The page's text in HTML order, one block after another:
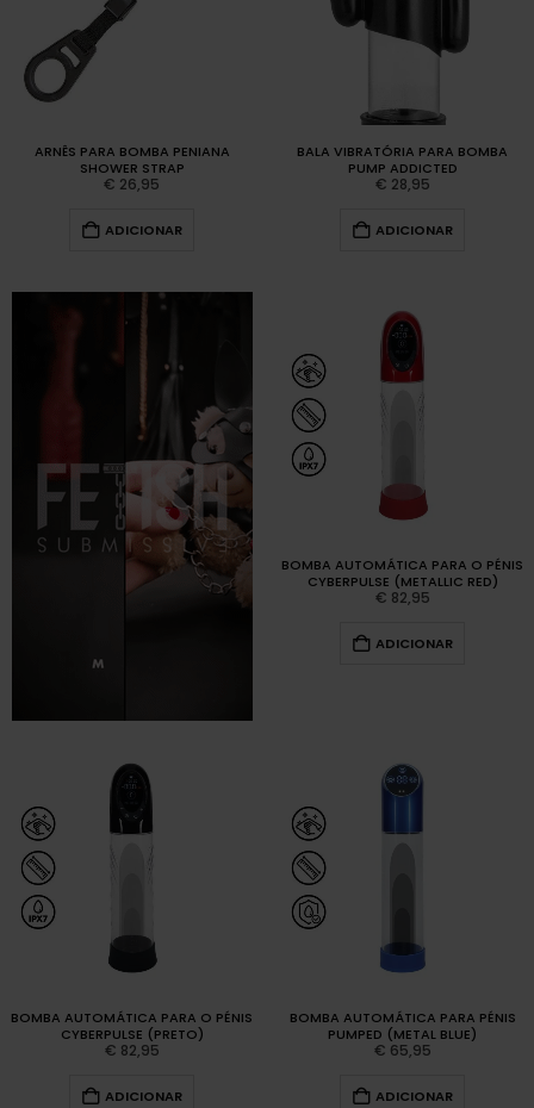
ARNÊS PARA BOMBA PENIANA
SHOWER STRAP
€ 26,95
ADICIONAR
BALA VIBRATÓRIA PARA BOMBA
PUMP ADDICTED
€ 28,95
ADICIONAR
BOMBA AUTOMÁTICA PARA O PÉNIS
CYBERPULSE (METALLIC RED)
€ 82,95
ADICIONAR
BOMBA AUTOMÁTICA PARA O PÉNIS
CYBERPULSE (PRETO)
€ 82,95
ADICIONAR
BOMBA AUTOMÁTICA PARA PÉNIS
PUMPED (METAL BLUE)
€ 65,95
ADICIONAR